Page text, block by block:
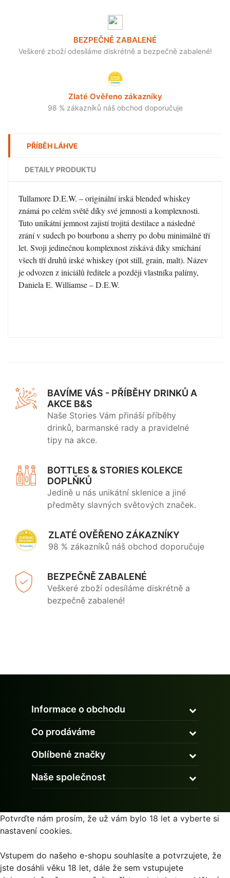
BEZPEČNĚ ZABALENÉ
Veškeré zboží odesíláme diskrétně a bezpečně zabalené!
Zlaté Ověřeno zákazníky
98 % zákazníků náš obchod doporučuje
PŘÍBĚH LÁHVE
DETAILY PRODUKTU
Tullamore D.E.W. – originální irská blended whiskey
známá po celém světě díky své jemnosti a komplexnosti.
Tuto unikátní jemnost zajistí trojitá destilace a následné
zrání v sudech po bourbonu a sherry po dobu minimálně tří
let. Svoji jedinečnou komplexnost získává díky smíchání
všech tří druhů irské whiskey (pot still, grain, malt). Název
je odvozen z iniciálů ředitele a později vlastníka palírny,
Daniela E. Williamse – D.E.W.
BAVÍME VÁS - PŘÍBĚHY DRINKŮ A
AKCE B&S
Naše Stories Vám přináší příběhy
drinků, barmanské rady a pravidelné
tipy na akce.
BOTTLES & STORIES KOLEKCE
DOPLŇKŮ
Jedině u nás unikátní sklenice a jiné
předměty slavných světových značek.
ZLATÉ OVĚŘENO ZÁKAZNÍKY
98 % zákazníků náš obchod doporučuje
BEZPEČNĚ ZABALENÉ
Veškeré zboží odesíláme diskrétně a
bezpečně zabalené!
Informace o obchodu
Co prodáváme
Oblíbené značky
Naše společnost
Potvrďte nám prosím, že už vám bylo 18 let a vyberte si
nastavení cookies.
Vstupem do našeho e-shopu souhlasíte a potvrzujete, že
jste dosáhli věku 18 let, dále že sem vstupujete